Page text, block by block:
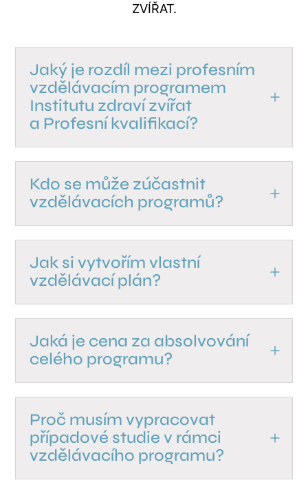
ZVÍŘAT.
Jaký je rozdíl mezi profesním
vzdělávacím programem
Institutu zdraví zvířat
a Profesní kvalifikací?
Kdo se může zúčastnit
vzdělávacích programů?
Jak si vytvořím vlastní
vzdělávací plán?
Jaká je cena za absolvování
celého programu?
Proč musím vypracovat
případové studie v rámci
vzdělávacího programu?